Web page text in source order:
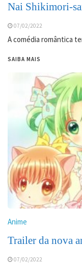
Nai Shikimori-
07/02/2022
A comédia romântica
SAIBA MAIS
Anime
Trailer da nova
07/02/2022